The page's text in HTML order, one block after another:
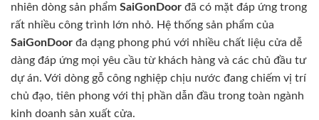
nhiên dòng sản phẩm SaiGonDoor đã có mặt đáp ứng trong
rất nhiều công trình lớn nhỏ. Hệ thống sản phẩm của
SaiGonDoor đa dạng phong phú với nhiều chất liệu cửa dễ
dàng đáp ứng mọi yêu cầu từ khách hàng và các chủ đầu tư
dự án. Với dòng gỗ công nghiệp chịu nước đang chiếm vị trí
chủ đạo, tiên phong với thị phần dẫn đầu trong toàn ngành
kinh doanh sản xuất cửa.